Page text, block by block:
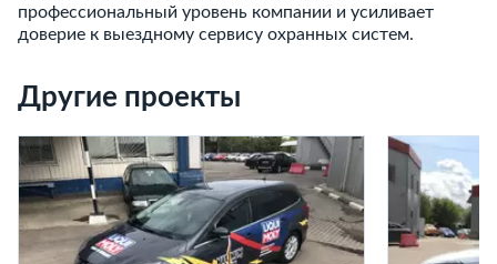
профессиональный уровень компании и усиливает
доверие к выездному сервису охранных систем.
Другие проекты